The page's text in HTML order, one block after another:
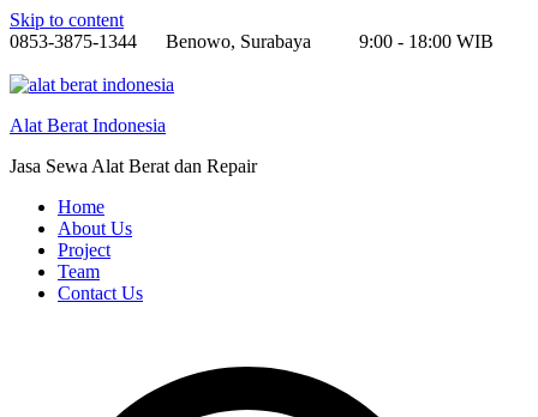
Skip to content
0853-3875-1344
Benowo, Surabaya 9:00 - 18:00 WIB
Alat Berat Indonesia
Jasa Sewa Alat Berat dan Repair
Home
About Us
Project
Team
Contact Us